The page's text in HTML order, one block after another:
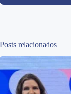
Posts relacionados